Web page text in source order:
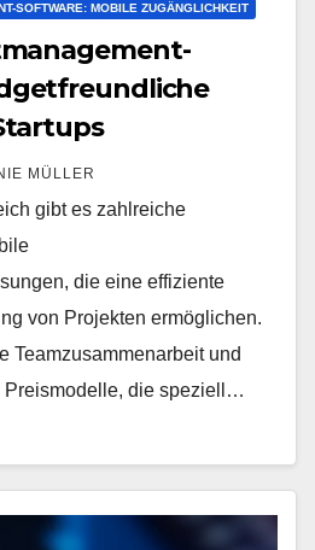
SOFTWARE: MOBILE ZUGÄNGLICHKEIT
MÜLLER
gibt es zahlreiche
die eine effiziente
von Projekten ermöglichen.
Teamzusammenarbeit und
Preismodelle, die speziell…